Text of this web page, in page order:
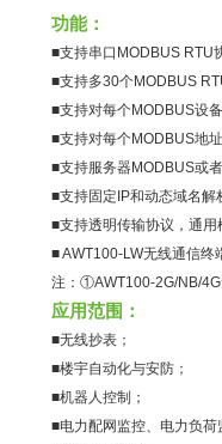
功能：
■支持串口MODBUS RTU
■支持多30个MODBUS
■支持对每个MODBUS设
■支持对每个MODBUS地
■支持服务器MODBUS或
■支持固定IP和动态域名解
■支持透明传输协议，通
■ AWT100-LW无线通信
注：①AWT100-2G/NB/
应用范围：
■无线抄表；
■楼宇自动化与安防；
■机器人控制；
■电力配网监控、电力负荷